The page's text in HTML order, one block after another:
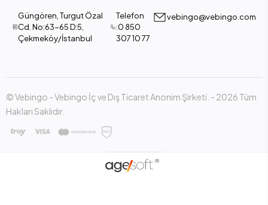
Güngören, Turgut Özal
Cd. No:63-65 D:5,
Çekmeköy/İstanbul
Telefon
:0 850
307 10 77
vebingo@vebingo.com
© Vebingo - Vebingo İç ve Dış Ticaret Anonim Şirketi. - 2026 Tüm
Hakları Saklıdır.